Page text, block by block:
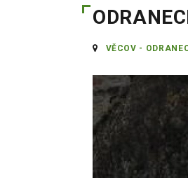
VĚCOV -